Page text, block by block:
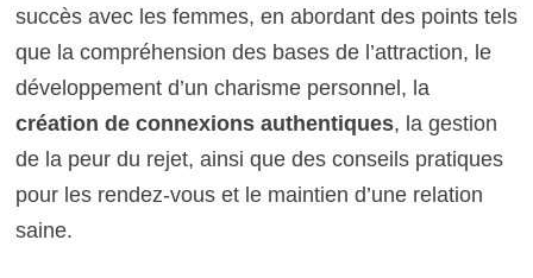
succès avec les femmes, en abordant des points tels
que la compréhension des bases de l’attraction, le
développement d’un charisme personnel, la
création de connexions authentiques, la gestion
de la peur du rejet, ainsi que des conseils pratiques
pour les rendez-vous et le maintien d’une relation
saine.